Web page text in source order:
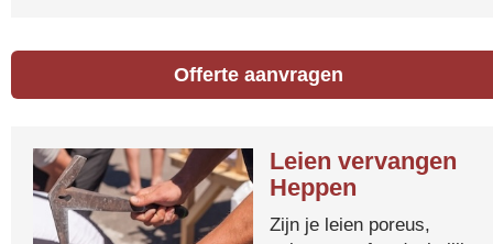
Offerte aanvragen
Leien vervangen
Heppen
Zijn je leien poreus,